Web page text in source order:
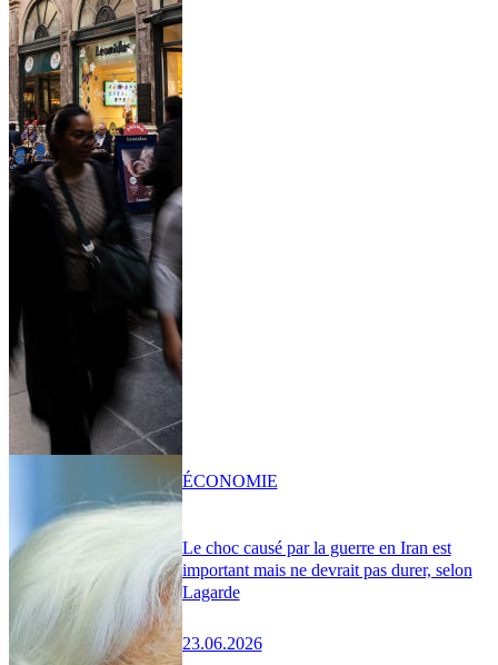
Le choc causé par la guerre en Iran est
important mais ne devrait pas durer, selon
Lagarde
23.06.2026
ÉCONOMIE